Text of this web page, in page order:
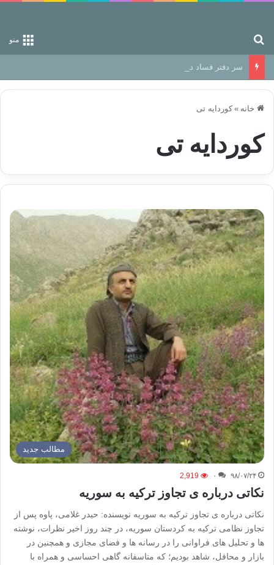
منو
سر دفتر فساد در زمین‌، دوری وکناره‌گیری از راه خداست‌!
خانه » کوردایه تی
کوردایه تی
مطالب جدید
۹۸/۰۷/۲۴ ۰ 2,919
نکاتی درباره ی تجاوز ترکیه به سوریه
نکاتی درباره ی تجاوز ترکیه به سوریه نویسنده: حیدر غلامی، پاوه پس از
تجاوز نظامی ترکیه به کردستان سوریه، در چند روز اخیر نظرات، نوشته
ها و تحلیل های فراوانی را در رسانه ها و فضای مجازی و همچنین در
بازار و محافل، شاهد بودیم؛ که متاسفانه گاهی احساسی و همراه با